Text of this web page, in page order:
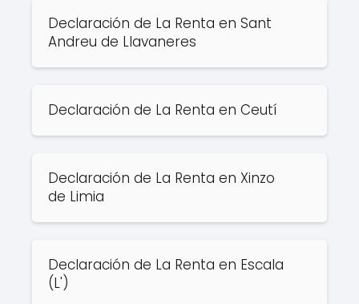
Declaración de La Renta en Sant
Andreu de Llavaneres
Declaración de La Renta en Ceutí
Declaración de La Renta en Xinzo
de Limia
Declaración de La Renta en Escala
(L')